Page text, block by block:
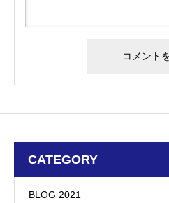
CATEGORY
BLOG 2021